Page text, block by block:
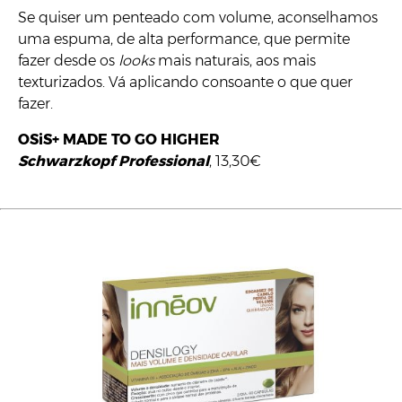
Se quiser um penteado com volume, aconselhamos
uma espuma, de alta performance, que permite
fazer desde os looksmais naturais, aos mais
texturizados. Vá aplicando consoante o que quer
fazer.
OSiS+ MADE TO GO HIGHER
Schwarzkopf Professional, 13,30€